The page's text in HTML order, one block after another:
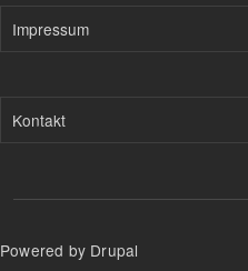
Impressum
Kontakt
Powered by Drupal